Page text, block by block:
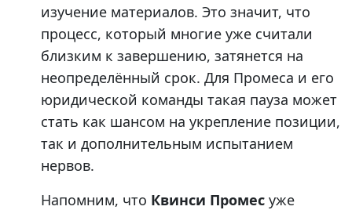
изучение материалов. Это значит, что
процесс, который многие уже считали
близким к завершению, затянется на
неопределённый срок. Для Промеса и его
юридической команды такая пауза может
стать как шансом на укрепление позиции,
так и дополнительным испытанием
нервов.
Напомним, что Квинси Промес уже